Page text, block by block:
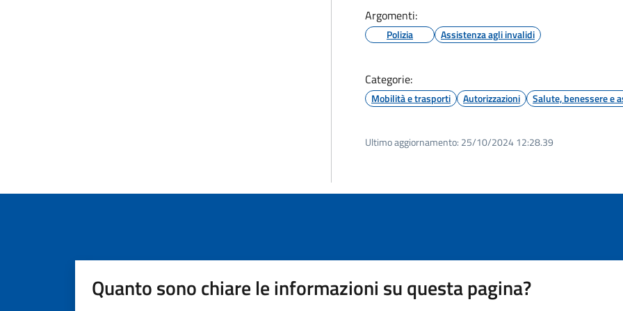
Argomenti:
Polizia Assistenza agli invalidi
Categorie:
Mobilità e trasporti Autorizzazioni Salute, benessere e
Ultimo aggiornamento: 25/10/2024 12:28.39
Quanto sono chiare le informazioni su questa pagina?